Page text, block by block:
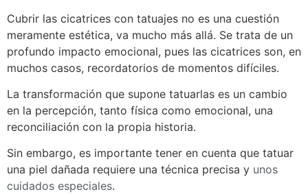
Cubrir las cicatrices con tatuajes no es una cuestión
meramente estética, va mucho más allá. Se trata de un
profundo impacto emocional, pues las cicatrices son, en
muchos casos, recordatorios de momentos difíciles.
La transformación que supone tatuarlas es un cambio
en la percepción, tanto física como emocional, una
reconciliación con la propia historia.
Sin embargo, es importante tener en cuenta que tatuar
una piel dañada requiere una técnica precisa y unos
cuidados especiales.